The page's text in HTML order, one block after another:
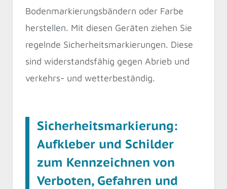
Bodenmarkierungsbändern oder Farbe
herstellen. Mit diesen Geräten ziehen Sie
regelnde Sicherheitsmarkierungen. Diese
sind widerstandsfähig gegen Abrieb und
verkehrs- und wetterbeständig.
Sicherheitsmarkierung:
Aufkleber und Schilder
zum Kennzeichnen von
Verboten, Gefahren und